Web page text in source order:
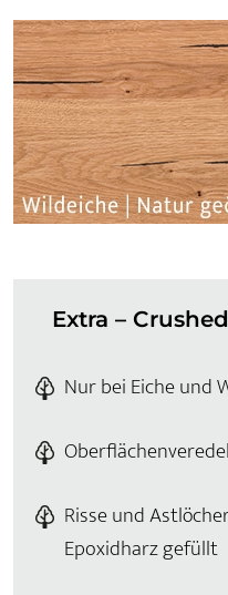
Extra –
Nur bei Eiche und
Risse und
Epoxidharz gefüllt